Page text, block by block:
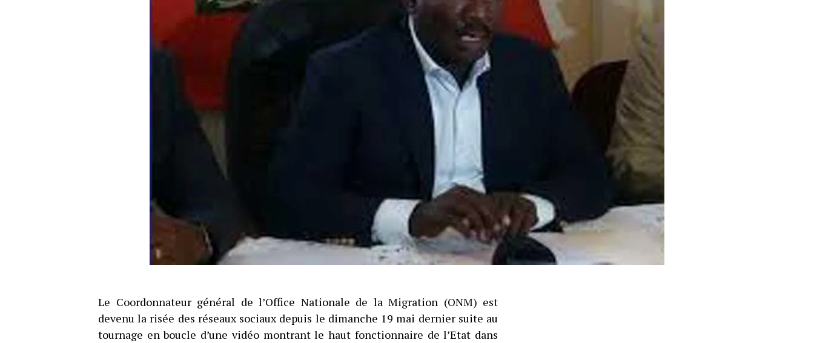
Le Coordonnateur général de l’Office Nationale de la Migration (ONM) est
devenu la risée des réseaux sociaux depuis le dimanche 19 mai dernier suite au
tournage en boucle d’une vidéo montrant le haut fonctionnaire de l’Etat dans